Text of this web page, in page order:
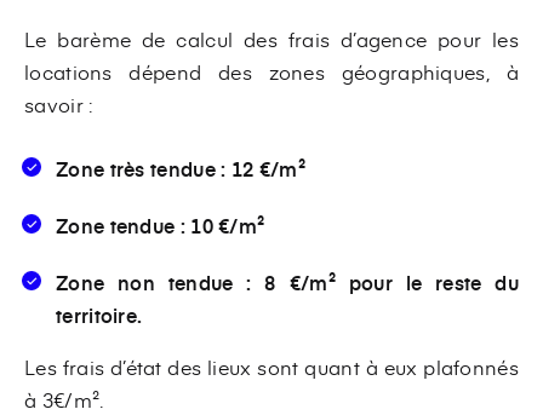
Le barème de calcul des frais d’agence pour les
locations dépend des zones géographiques, à
savoir :
Zone très tendue : 12 €/m²
Zone tendue : 10 €/m²
Zone non tendue : 8 €/m² pour le reste du
territoire.
Les frais d’état des lieux sont quant à eux plafonnés
à 3€/m².